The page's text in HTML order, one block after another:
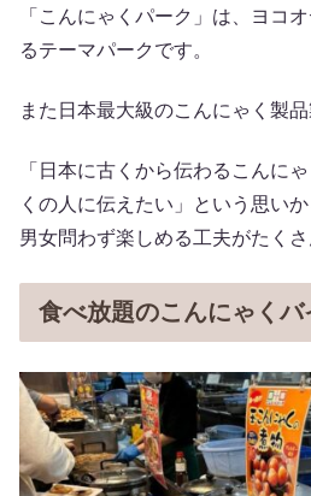
「こんにゃくパーク」は、ヨコ
るテーマパークです。
また日本最大級のこんにゃく製
「日本に古くから伝わるこんに
くの人に伝えたい」という思い
男女問わず楽しめる工夫がたくさ
食べ放題のこんにゃくバ